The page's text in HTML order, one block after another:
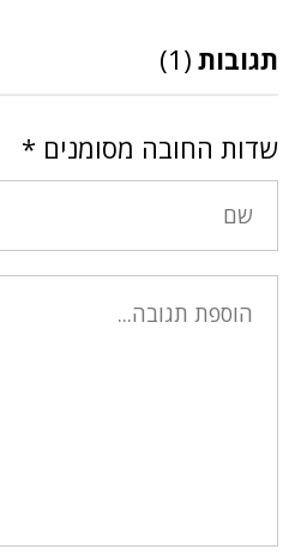
תגובות (1)
שדות החובה מסומנים *